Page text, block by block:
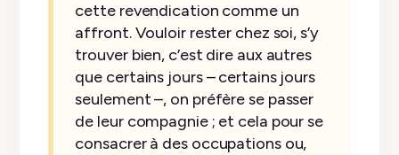
cette revendication comme un
affront. Vouloir rester chez soi, s’y
trouver bien, c’est dire aux autres
que certains jours – certains jours
seulement –, on préfère se passer
de leur compagnie ; et cela pour se
consacrer à des occupations ou,